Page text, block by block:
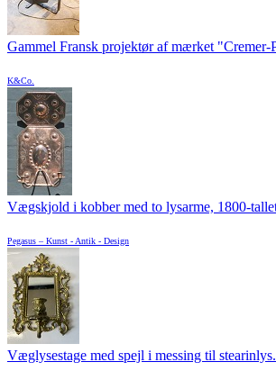
Gammel Fransk projektør af mærket "Cremer-
K&Co.
Vægskjold i kobber med to lysarme, 1800-
Pegasus – Kunst - Antik - Design
Væglysestage med spejl i messing til